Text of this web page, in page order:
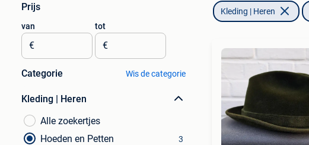
Prijs
van
€
tot
€
Categorie Wis de categorie
Kleding | Heren
Alle zoekertjes
Hoeden en Petten
3
Kleding | Heren